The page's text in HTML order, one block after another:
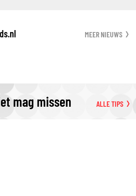
MEER NIEUWS
mag missen ALLE TIPS